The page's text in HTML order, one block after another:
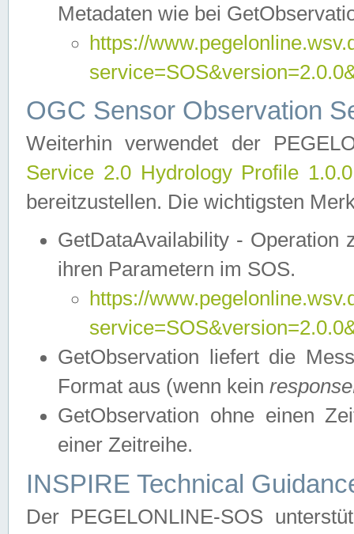
Metadaten wie bei
https://
OGC Sensor Observation
Weiterhin verwendet der
Service 2.0 Hydrology Profile
bereitzustellen. Die wichtigsten
GetDataAvailability - Operation
ihren Parametern im SOS.
https://
GetObservation liefert die
Format aus (wenn kein
GetObservation ohne einen
einer Zeitreihe.
INSPIRE Technical
Der PEGELONLINE-SOS